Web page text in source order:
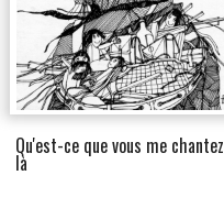
Qu'est-ce que vous me chantez
là